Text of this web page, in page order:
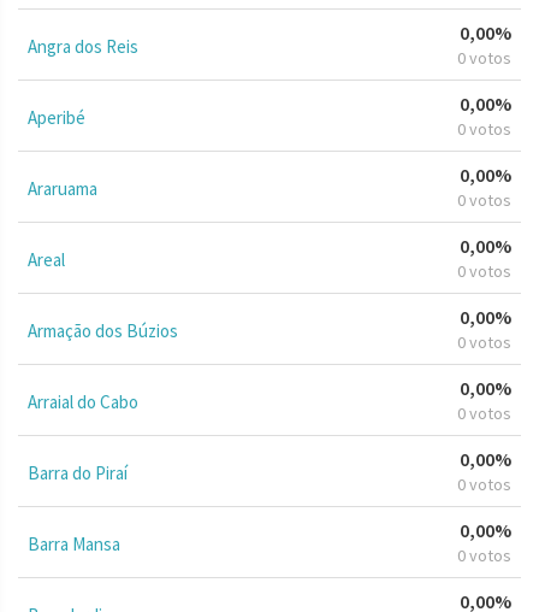
Angra dos Reis
0,00%
0 votos
Aperibé
0,00%
0 votos
Araruama
0,00%
0 votos
Areal
0,00%
0 votos
Armação dos Búzios
0,00%
0 votos
Arraial do Cabo
0,00%
0 votos
Barra do Piraí
0,00%
0 votos
Barra Mansa
0,00%
0 votos
0,00%